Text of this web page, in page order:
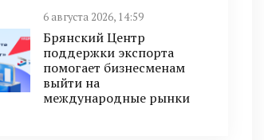
6 августа 2026, 14:59
Брянский Центр
поддержки экспорта
помогает бизнесменам
выйти на
международные рынки